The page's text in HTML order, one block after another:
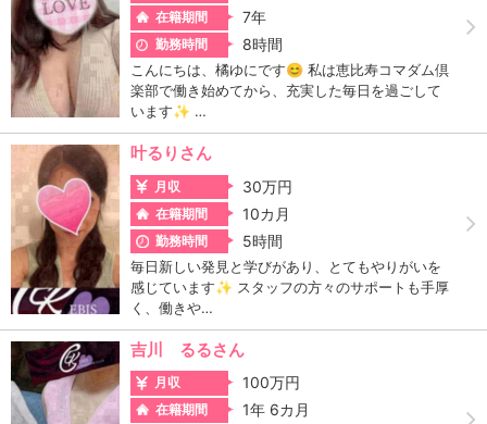
在籍期間 7年
勤務時間 8時間
こんにちは、橘ゆにです😊 私は恵比寿コマダム倶
楽部で働き始めてから、充実した毎日を過ごして
います✨ …
叶るりさん
月収 30万円
在籍期間 10カ月
勤務時間 5時間
毎日新しい発見と学びがあり、とてもやりがいを
感じています✨ スタッフの方々のサポートも手厚
く、働きや…
吉川 るるさん
月収 100万円
在籍期間 1年 6カ月